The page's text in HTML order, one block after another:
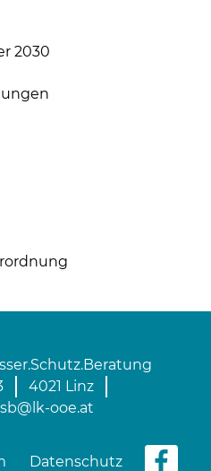
2030
4021 Linz
ooe.at
Datenschutz